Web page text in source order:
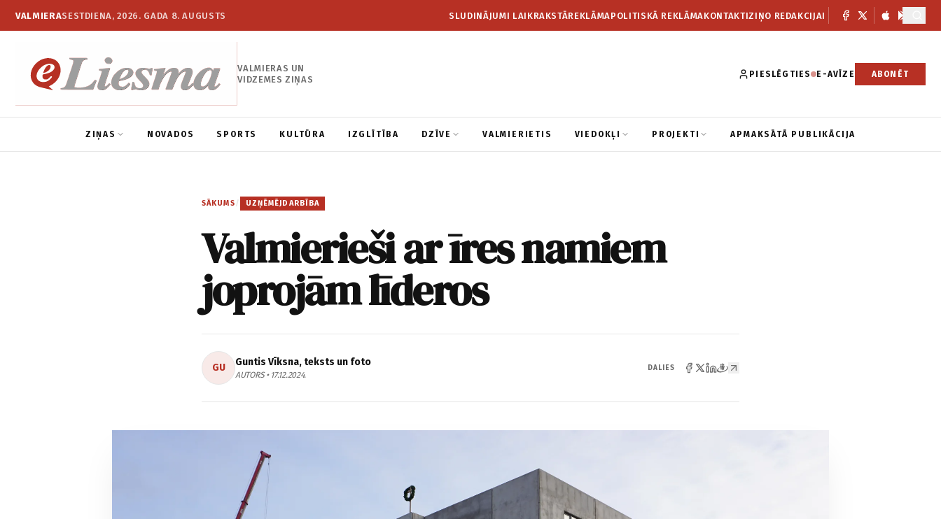
VALMIERASESTDIENA, 2026. GADA 8. AUGUSTS SLUDINĀJUMI LAIKRAKSTĀREKLĀMAPOLITISKĀ REKLĀMAKONTAKTIZIŅO REDAKCIJAI
VALMIERAS UN
VIDZEMES ZIŅAS
PIESLĒGTIES E-AVĪZE ABONĒT
ZIŅAS NOVADOS SPORTS KULTŪRA IZGLĪTĪBA DZĪVE VALMIERIETIS VIEDOKĻI PROJEKTI APMAKSĀTĀ PUBLIKĀCIJA
SĀKUMS / UZŅĒMĒJDARBĪBA
Valmierieši ar īres namiem
joprojām līderos
GU Guntis Vīksna, teksts un foto
AUTORS • 17.12.2024.
DALIES